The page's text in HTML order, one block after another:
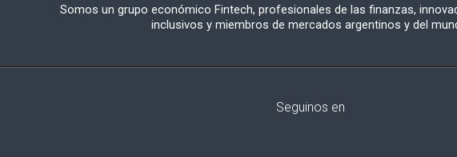
Somos un grupo económico Fintech, profesionales de las finanzas,
inclusivos y miembros de mercados argentinos y del
Seguinos en